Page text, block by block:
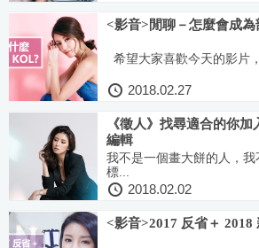
<影音>閒聊－怎麼會成
希望大家喜歡今天的影片
2018.02.27
《徵人》找尋適合的你
編輯
我不是一個畫大餅的人，我
標...
2018.02.02
<影音>2017 反省＋ 2018